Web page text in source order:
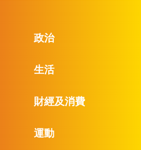
政治
生活
財經及消費
運動